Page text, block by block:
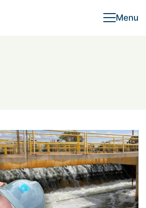
Menu